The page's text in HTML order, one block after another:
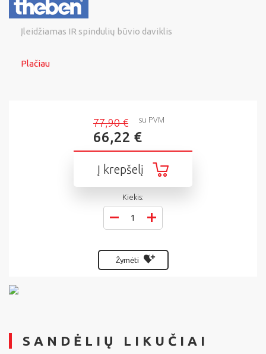
Įleidžiamas IR spindulių būvio daviklis
Plačiau
77,90 €
66,22 €
su PVM
Į krepšelį
Kiekis:
Žymėti
SANDĖLIŲ LIKUČIAI